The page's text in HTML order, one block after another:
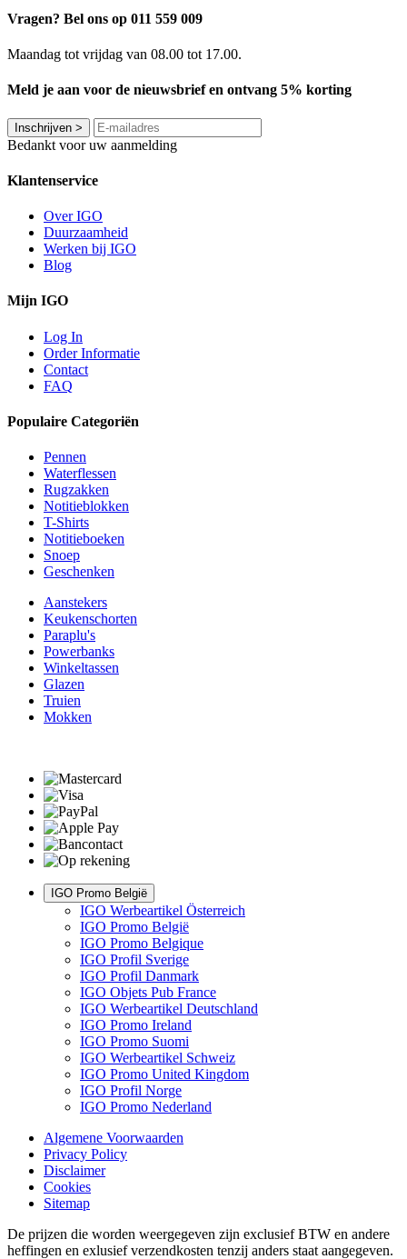
Vragen? Bel ons op 011 559 009
Maandag tot vrijdag van 08.00 tot 17.00.
Meld je aan voor de nieuwsbrief en ontvang 5% korting
Inschrijven >
Bedankt voor uw aanmelding
Klantenservice
Over IGO
Duurzaamheid
Werken bij IGO
Blog
Mijn IGO
Log In
Order Informatie
Contact
FAQ
Populaire Categoriën
Pennen
Waterflessen
Rugzakken
Notitieblokken
T-Shirts
Notitieboeken
Snoep
Geschenken
Aanstekers
Keukenschorten
Paraplu's
Powerbanks
Winkeltassen
Glazen
Truien
Mokken
IGO Promo België
IGO Werbeartikel Österreich
IGO Promo België
IGO Promo Belgique
IGO Profil Sverige
IGO Profil Danmark
IGO Objets Pub France
IGO Werbeartikel Deutschland
IGO Promo Ireland
IGO Promo Suomi
IGO Werbeartikel Schweiz
IGO Promo United Kingdom
IGO Profil Norge
IGO Promo Nederland
Algemene Voorwaarden
Privacy Policy
Disclaimer
Cookies
Sitemap
De prijzen die worden weergegeven zijn exclusief BTW en andere
heffingen en exlusief verzendkosten tenzij anders staat aangegeven.